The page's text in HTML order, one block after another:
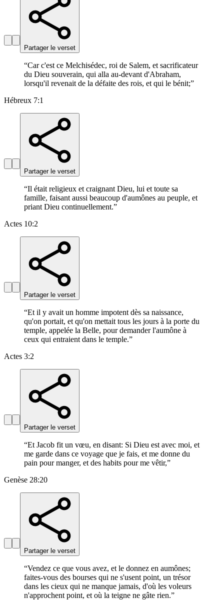
Partager le verset
“Car c'est ce Melchisédec, roi de Salem, et sacrificateur
du Dieu souverain, qui alla au-devant d'Abraham,
lorsqu'il revenait de la défaite des rois, et qui le bénit;”
Hébreux 7:1
Partager le verset
“Il était religieux et craignant Dieu, lui et toute sa
famille, faisant aussi beaucoup d'aumônes au peuple, et
priant Dieu continuellement.”
Actes 10:2
Partager le verset
“Et il y avait un homme impotent dès sa naissance,
qu'on portait, et qu'on mettait tous les jours à la porte du
temple, appelée la Belle, pour demander l'aumône à
ceux qui entraient dans le temple.”
Actes 3:2
Partager le verset
“Et Jacob fit un vœu, en disant: Si Dieu est avec moi, et
me garde dans ce voyage que je fais, et me donne du
pain pour manger, et des habits pour me vêtir,”
Genèse 28:20
Partager le verset
“Vendez ce que vous avez, et le donnez en aumônes;
faites-vous des bourses qui ne s'usent point, un trésor
dans les cieux qui ne manque jamais, d'où les voleurs
n'approchent point, et où la teigne ne gâte rien.”